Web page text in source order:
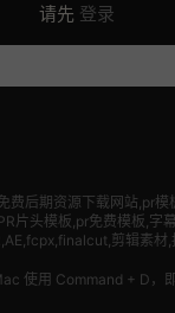
请先 登录
费后期资源下载网站,pr模
片头模板,pr免费模板,字
剪辑素材,
使用 Command + D，